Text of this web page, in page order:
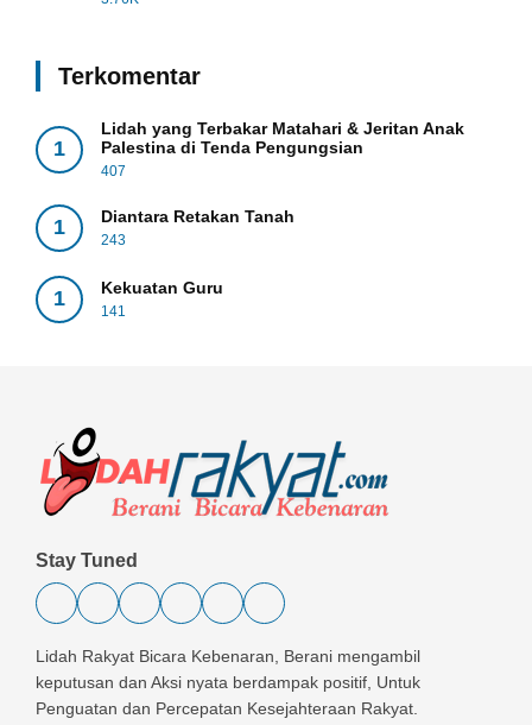
Terkomentar
1
Lidah yang Terbakar Matahari & Jeritan Anak
Palestina di Tenda Pengungsian
407
1 Diantara Retakan Tanah
243
1 Kekuatan Guru
141
Stay Tuned
Lidah Rakyat Bicara Kebenaran, Berani mengambil
keputusan dan Aksi nyata berdampak positif, Untuk
Penguatan dan Percepatan Kesejahteraan Rakyat.